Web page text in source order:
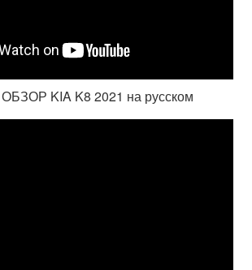
KIA K8 2021 на русском